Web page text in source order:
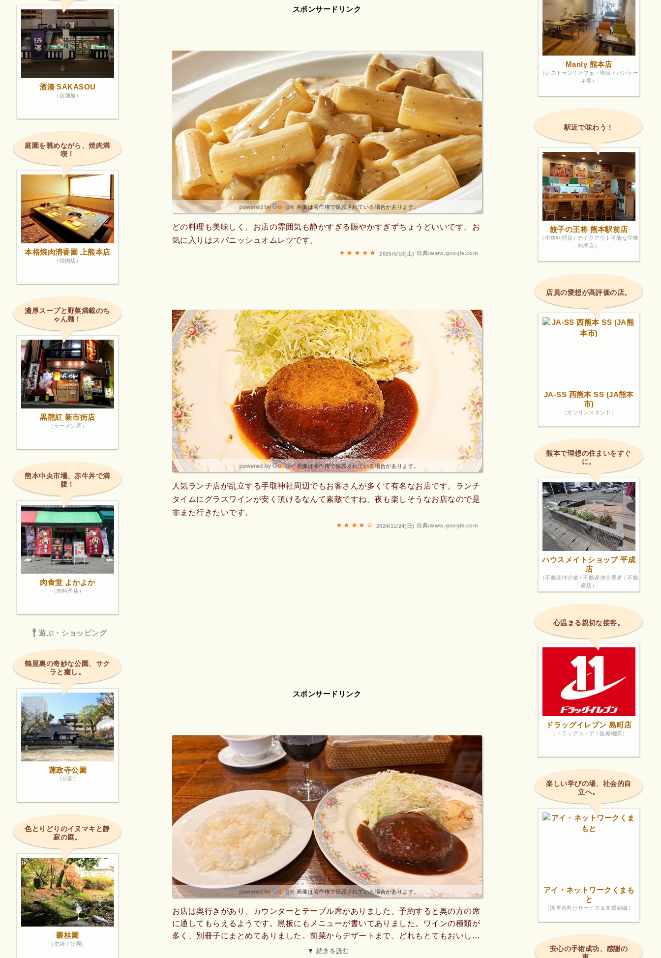
スポンサードリンク
画像は著作権で保護されている場合があります。
どの料理も美味しく、お店の雰囲気も静かすぎる賑やかすぎずちょうどいいです。お
気に入りはスパニッシュオムレツです。
出典:www.google.com
2025/5/10(土)
画像は著作権で保護されている場合があります。
人気ランチ店が乱立する手取神社周辺でもお客さんが多くて有名なお店です。ランチ
タイムにグラスワインが安く頂けるなんて素敵ですね。夜も楽しそうなお店なので是
非また行きたいです。
出典:www.google.com
2024/11/24(日)
スポンサードリンク
画像は著作権で保護されている場合があります。
お店は奥行きがあり、カウンターとテーブル席がありました。予約すると奥の方の席
に通してもらえるようです。黒板にもメニューが書いてありました。ワインの種類が
多く、別冊子にまとめてありました。前菜からデザートまで、どれもとてもおいし
く、お酒を飲めなくても楽しめました。お通しも席代もないので、お会計がわかりや
▼ 続きを読む
酒湊 SAKASOU
（居酒屋）
庭園を眺めながら、焼肉満
喫！
本格焼肉清香園 上熊本店
（焼肉店）
濃厚スープと野菜満載のち
ゃん麺！
黒龍紅 新市街店
（ラーメン屋）
熊本中央市場、赤牛丼で満
腹！
肉食堂 よかよか
（肉料理店）
遊ぶ・ショッピング
鶴屋裏の奇妙な公園、サク
ラと癒し。
蓮政寺公園
（公園）
色とりどりのイヌマキと静
寂の庭。
叢桂園
（史跡 / 公園）
Manly 熊本店
（レストラン / カフェ・喫茶 / パンケー
キ屋）
駅近で味わう！
餃子の王将 熊本駅前店
（中華料理店 / テイクアウト可能な中華
料理店）
店員の愛想が高評価の店。
JA-SS 西熊本 SS (JA熊本
市)
（ガソリンスタンド）
熊本で理想の住まいをすぐ
に。
ハウスメイトショップ 平成
店
（不動産仲介業 / 不動産仲介業者 / 不動
産店）
心温まる親切な接客。
ドラッグイレブン 島町店
（ドラッグストア / 医療機関）
楽しい学びの場、社会的自
立へ。
アイ・ネットワークくまも
と
（障害者向けサービス＆支援組織）
安心の手術成功、感謝の